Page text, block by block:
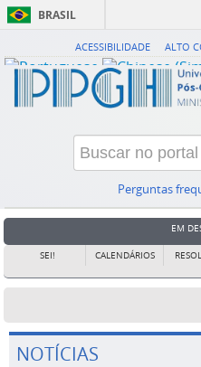
BRASIL
ACESSIBILIDADE ALTO
Perguntas
EM
SEI! CALENDÁRIOS
NOTÍCIAS